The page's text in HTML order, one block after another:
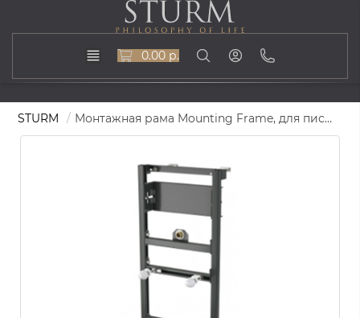
0.00 р.
STURM Монтажная рама Mounting Frame, для писсуара и сенсорного устройства, ST-MOUNTINGFRAME120-MOS